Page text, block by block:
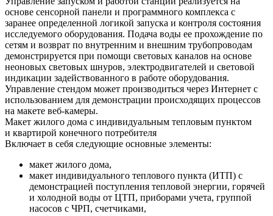
основе сенсорной панели и программного комплекса с
заранее определенной логикой запуска и контроля состояния
исследуемого оборудования. Подача воды ее прохождение по
сетям и возврат по внутренним и внешним трубопроводам
демонстрируется при помощи световых каналов на основе
неоновых световых шнуров, электродвигателей и световой
индикации задействованного в работе оборудования.
Управление стендом может производиться через Интернет с
использованием для демонстрации происходящих процессов
на макете веб-камеры.
Макет жилого дома с индивидуальным тепловым пунктом
и квартирой конечного потребителя
Включает в себя следующие основные элементы:
макет жилого дома,
макет индивидуального теплового пункта (ИТП) с
демонстрацией поступления тепловой энергии, горячей
и холодной воды от ЦТП, приборами учета, группой
насосов с ЧРП, счетчиками,